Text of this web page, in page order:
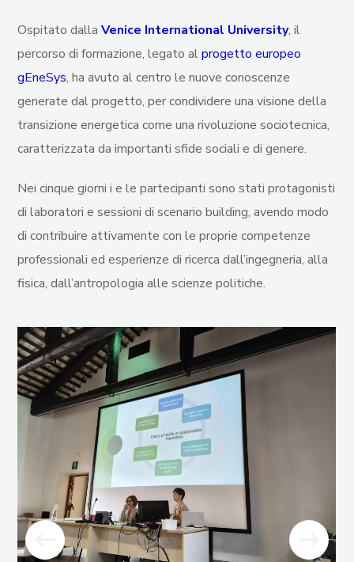
Ospitato dallaVenice International University, il
percorso di formazione, legato alprogetto europeo
gEneSys, ha avuto al centro le nuove conoscenze
generate dal progetto, per condividere una visione della
transizione energetica come una rivoluzione sociotecnica,
caratterizzata da importanti sfide sociali e di genere.
Nei cinque giorni i e le partecipanti sono stati protagonisti
di laboratori e sessioni di scenario building, avendo modo
di contribuire attivamente con le proprie competenze
professionali ed esperienze di ricerca dall’ingegneria, alla
fisica, dall’antropologia alle scienze politiche.